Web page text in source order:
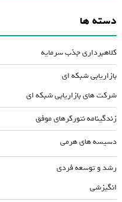
دسته ها
کلاهبرداری جذب سرمایه
بازاریابی شبکه ای
شرکت های بازاریابی شبکه ای
زندگینامه نتورکرهای موفق
دسیسه های هرمی
رشد و توسعه فردی
انگیزشی